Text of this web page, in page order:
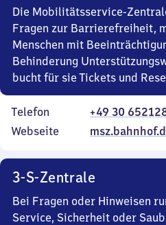
Die Mobilitätsservice-
Fragen zur Barrierefreiheit,
Menschen mit
Behinderung
bucht für sie Tickets und
Telefon
+49 30
Webseite
3-S-Zentrale
Bei Fragen oder Hinweisen
Service, Sicherheit oder